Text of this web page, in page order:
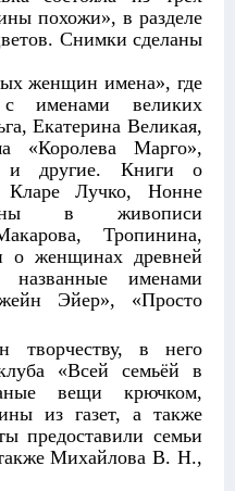
похожи», в разделе
Снимки сделаны
женщин имена», где
с именами великих
Екатерина Великая,
«Королева Марго»,
другие. Книги о
Кларе Лучко, Нонне
в живописи
Тропинина,
о женщинах древней
именами
Эйер», «Просто
творчеству, в него
«Всей семьёй в
вещи крючком,
из газет, а также
предоставили семьи
Михайлова В. Н.,